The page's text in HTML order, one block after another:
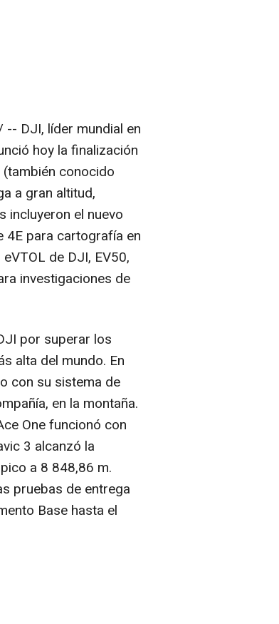
DJI, líder mundial en
hoy la finalización
conocido
a gran altitud,
incluyeron el nuevo
4E para cartografía en
de DJI, EV50,
investigaciones de
por superar los
alta del mundo. En
con su sistema de
en la montaña.
One funcionó con
3 alcanzó la
a 8 848,86 m.
pruebas de entrega
Base hasta el